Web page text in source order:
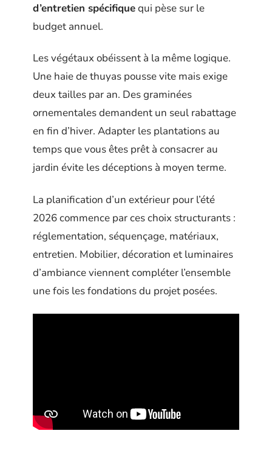
d’entretien spécifiquequi pèse sur le
budget annuel.
Les végétaux obéissent à la même logique.
Une haie de thuyas pousse vite mais exige
deux tailles par an. Des graminées
ornementales demandent un seul rabattage
en fin d’hiver. Adapter les plantations au
temps que vous êtes prêt à consacrer au
jardin évite les déceptions à moyen terme.
La planification d’un extérieur pour l’été
2026 commence par ces choix structurants :
réglementation, séquençage, matériaux,
entretien. Mobilier, décoration et luminaires
d’ambiance viennent compléter l’ensemble
une fois les fondations du projet posées.